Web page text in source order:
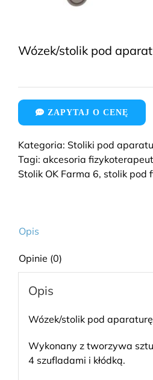
Wózek/stolik pod
ZAPYTAJ O CENĘ
Kategoria: Stoliki pod
Tagi: akcesoria
Stolik OK Farma 6, stolik pod
Opis
Opinie (0)
Opis
Wózek/stolik pod
Wykonany z tworzywa
4 szufladami i kłódką.